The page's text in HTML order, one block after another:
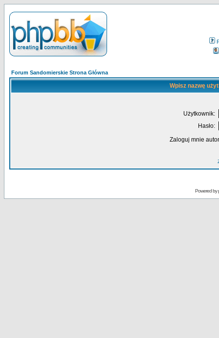
Forum Sandomierskie Strona Główna
Wpisz nazwę
Użytkownik:
Hasło:
Zaloguj mnie
Powered by